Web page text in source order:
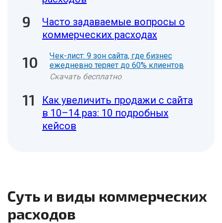
Часто задаваемые вопросы о
коммерческих расходах
Чек-лист: 9 зон сайта, где бизнес
ежедневно теряет до 60% клиентов
Скачать бесплатно
Как увеличить продажи с сайта
в 10–14 раз: 10 подробных
кейсов
Суть и виды коммерческих
расходов